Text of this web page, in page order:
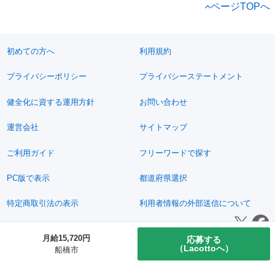
月給15,720円
船橋市
応募する
（Lacottoへ）
ページTOPへ
初めての方へ 利用規約
プライバシーポリシー プライバシーステートメント
健全化に資する運用方針 お問い合わせ
運営会社 サイトマップ
ご利用ガイド フリーワードで探す
PC版で表示 都道府県選択
特定商取引法の表示 利用者情報の外部送信について
© 2011-2026 Jimoty, Inc.